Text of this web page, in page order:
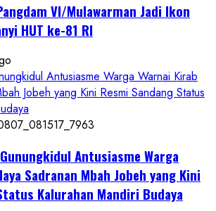
VI/Mulawarman Jadi Ikon
HUT ke-81 RI
Antusiasme Warga Warnai Kirab
Jobeh yang Kini Resmi Sandang Status
Antusiasme Warga
Sadranan Mbah Jobeh yang Kini
Kalurahan Mandiri Budaya